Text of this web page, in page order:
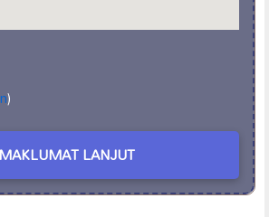
)
MAKLUMAT LANJUT